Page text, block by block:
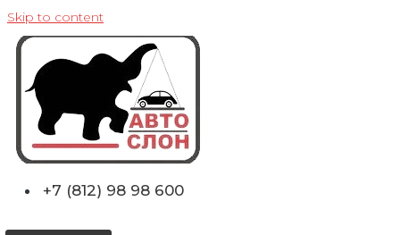
Skip to content
+7 (812) 98 98 600